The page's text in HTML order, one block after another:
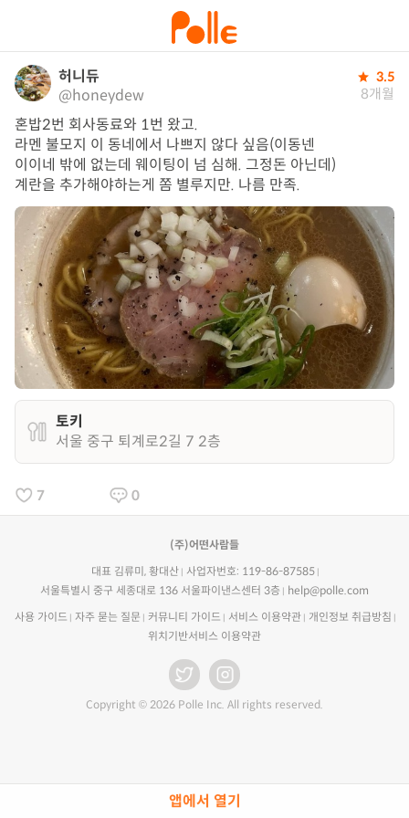
앱에서 열기
허니듀
@honeydew
3.5
8개월
혼밥2번 회사동료와 1번 왔고.
라멘 불모지 이 동네에서 나쁘지 않다 싶음(이동넨
이이네 밖에 없는데 웨이팅이 넘 심해. 그정돈 아닌데)
계란을 추가해야하는게 쫌 별루지만. 나름 만족.
토키
서울 중구 퇴계로2길 7 2층
7 0
(주)어떤사람들
대표 김류미, 황대산
사업자번호: 119-86-87585
서울특별시 중구 세종대로 136 서울파이낸스센터 3층
help@polle.com
사용 가이드 자주 묻는 질문 커뮤니티 가이드 서비스 이용약관
개인정보 취급방침
위치기반서비스 이용약관
Copyright © 2026 Polle Inc. All rights reserved.